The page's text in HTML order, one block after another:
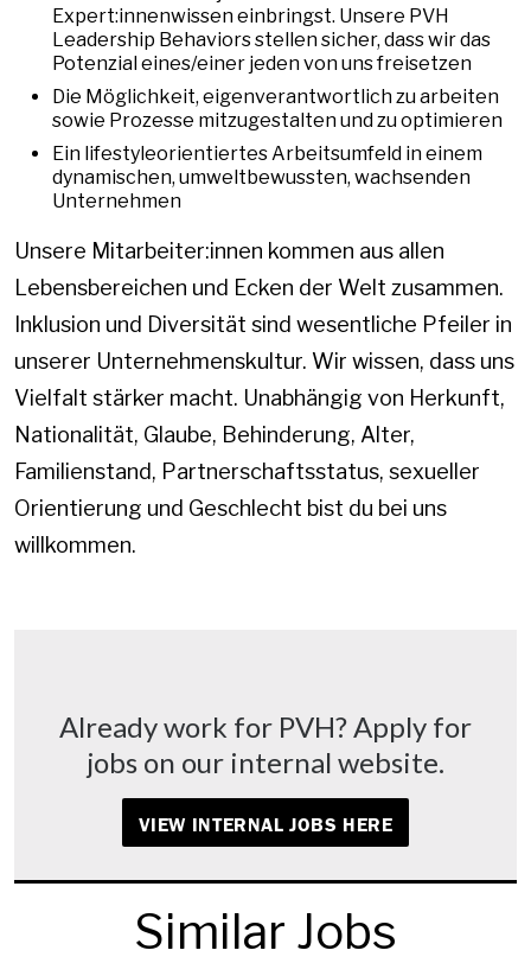
Expert:innenwissen einbringst. Unsere PVH
Leadership Behaviors stellen sicher, dass wir das
Potenzial eines/einer jeden von uns freisetzen
Die Möglichkeit, eigenverantwortlich zu arbeiten
sowie Prozesse mitzugestalten und zu optimieren
Ein lifestyleorientiertes Arbeitsumfeld in einem
dynamischen, umweltbewussten, wachsenden
Unternehmen
Unsere Mitarbeiter:innen kommen aus allen
Lebensbereichen und Ecken der Welt zusammen.
Inklusion und Diversität sind wesentliche Pfeiler in
unserer Unternehmenskultur. Wir wissen, dass uns
Vielfalt stärker macht. Unabhängig von Herkunft,
Nationalität, Glaube, Behinderung, Alter,
Familienstand, Partnerschaftsstatus, sexueller
Orientierung und Geschlecht bist du bei uns
willkommen.
Already work for PVH? Apply for
jobs on our internal website.
VIEW INTERNAL JOBS HERE
Similar Jobs